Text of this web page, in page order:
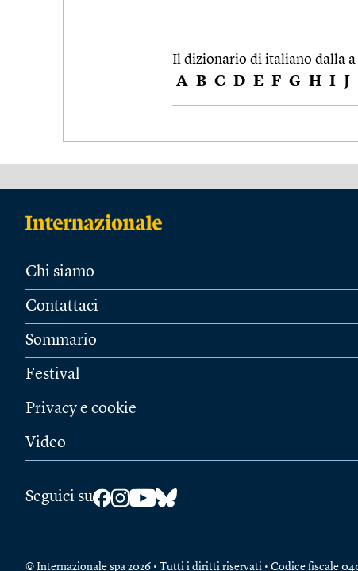
Il dizionario di italiano dalla a
A B C D E F G H I J
Chi siamo
Contattaci
Sommario
Festival
Privacy e cookie
Video
Seguici su
© Internazionale spa 2026 • Tutti i diritti riservati • Codice fiscale